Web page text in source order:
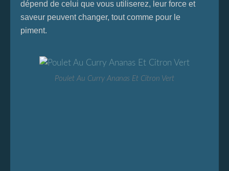
dépend de celui que vous utiliserez, leur force et
saveur peuvent changer, tout comme pour le
piment.
Poulet Au Curry Ananas Et Citron Vert